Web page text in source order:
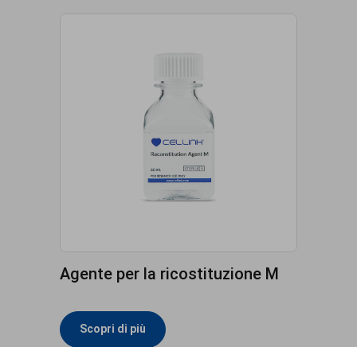
Agente per la ricostituzione M
Scopri di più